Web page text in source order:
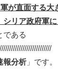
が直面する大
シリア政府軍
である
報分析」です。